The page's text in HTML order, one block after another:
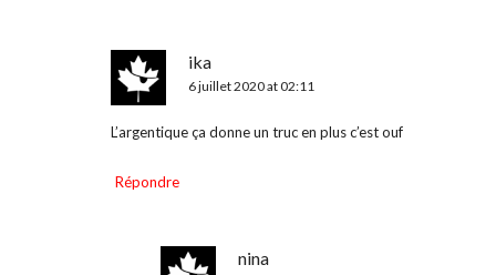
ika
6 juillet 2020 at 02:11
L’argentique ça donne un truc en plus c’est ouf
Répondre
nina